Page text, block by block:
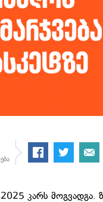
2025 კარს